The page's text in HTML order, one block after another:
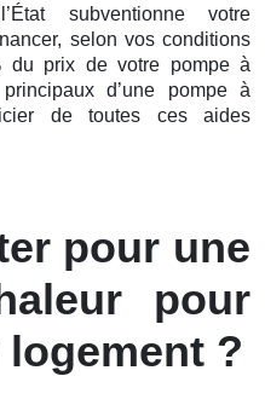
subventionne votre
selon vos conditions
du prix de votre pompe à
d’une pompe à
de toutes ces aides
pour une
pour
?